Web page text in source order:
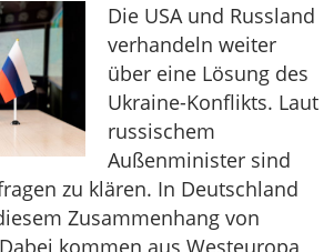
Die USA und Russland
verhandeln weiter
über eine Lösung des
Ukraine-Konflikts. Laut
russischem
Außenminister sind
zu klären. In Deutschland
Zusammenhang von
kommen aus Westeuropa